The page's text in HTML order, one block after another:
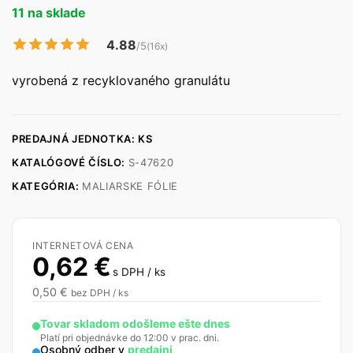
11 na sklade
4.88/5(16x)
vyrobená z recyklovaného granulátu
PREDAJNÁ JEDNOTKA: KS
KATALÓGOVÉ ČÍSLO: S-47620
KATEGÓRIA: MALIARSKE FÓLIE
INTERNETOVÁ CENA
0,62 € s DPH / ks
0,50 € bez DPH / ks
Tovar skladom odošleme ešte dnes
Platí pri objednávke do 12:00 v prac. dni.
Osobný odber v predajni